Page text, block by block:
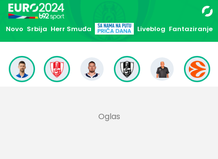
Novo Srbija Herr Smuđa Liveblog Fantaziranje